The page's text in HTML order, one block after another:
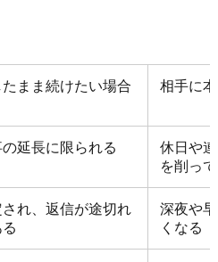
まま続けたい場合 相手に
延長に限られる
休日や
を削っ
れ、返信が途切れ
深夜や
くなる